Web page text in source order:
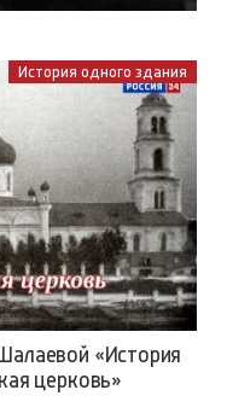
История одного здания
«История
церковь»